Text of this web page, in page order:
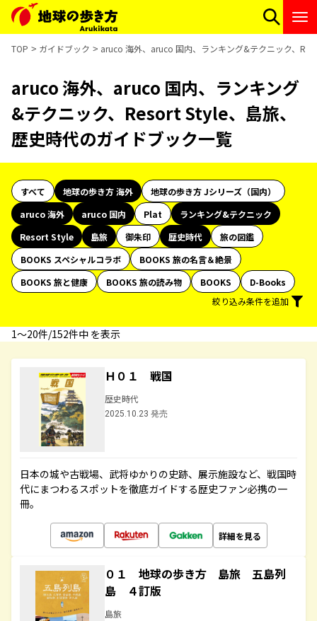
TOP ガイドブック aruco 海外、aruco 国内、ランキング&テクニック、
aruco 海外、aruco 国内、ランキング
&テクニック、Resort Style、島旅、
歴史時代のガイドブック一覧
すべて 地球の歩き方 海外
地球の歩き方 Jシリーズ（国内）
aruco 海外
aruco 国内 Plat
ランキング&テクニック
Resort Style
島旅 御朱印 歴史時代
旅の図鑑
BOOKS スペシャルコラボ
BOOKS 旅の名言＆絶景
BOOKS 旅と健康
BOOKS 旅の読み物 BOOKS
D-Books
絞り込み条件を追加
1〜20件/152件中 を表示
Ｈ０１ 戦国
歴史時代
2025.10.23 発売
日本の城や古戦場、武将ゆかりの史跡、展示施設など、戦国時
代にまつわるスポットを徹底ガイドする歴史ファン必携の一
冊。
詳細を見る
０１ 地球の歩き方 島旅 五島列
島 ４訂版
島旅